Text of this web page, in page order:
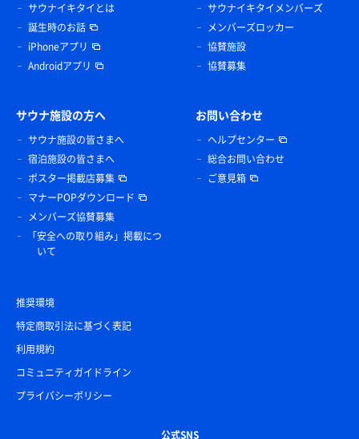
サウナイキタイとは
誕生時のお話
iPhoneアプリ
Androidアプリ
サウナイキタイメンバーズ
メンバーズロッカー
協賛施設
協賛募集
サウナ施設の方へ
サウナ施設の皆さまへ
宿泊施設の皆さまへ
ポスター掲載店募集
マナーPOPダウンロード
メンバーズ協賛募集
「安全への取り組み」掲載につ
いて
お問い合わせ
ヘルプセンター
総合お問い合わせ
ご意見箱
推奨環境
特定商取引法に基づく表記
利用規約
コミュニティガイドライン
プライバシーポリシー
公式SNS